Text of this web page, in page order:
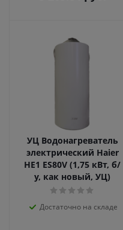
УЦ Водонагреватель
электрический Haier
HE1 ES80V (1,75 кВт, б/
у, как новый, УЦ)
Достаточно на складе